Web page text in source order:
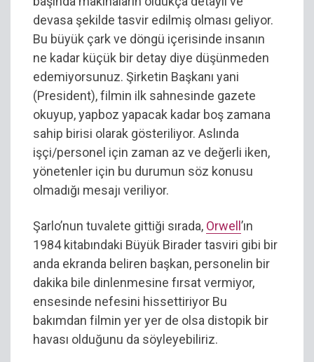
devasa şekilde tasvir edilmiş olması geliyor.
Bu büyük çark ve döngü içerisinde insanın
ne kadar küçük bir detay diye düşünmeden
edemiyorsunuz. Şirketin Başkanı yani
(President), filmin ilk sahnesinde gazete
okuyup, yapboz yapacak kadar boş zamana
sahip birisi olarak gösteriliyor. Aslında
işçi/personel için zaman az ve değerli iken,
yönetenler için bu durumun söz konusu
olmadığı mesajı veriliyor.
Şarlo’nun tuvalete gittiği sırada, Orwell’ın
1984 kitabındaki Büyük Birader tasviri gibi bir
anda ekranda beliren başkan, personelin bir
dakika bile dinlenmesine fırsat vermiyor,
ensesinde nefesini hissettiriyor Bu
bakımdan filmin yer yer de olsa distopik bir
havası olduğunu da söyleyebiliriz.